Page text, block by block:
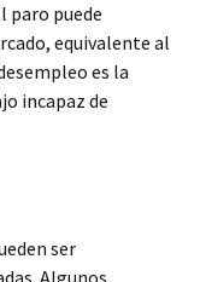
paro puede
equivalente al
es la
incapaz de
ser
Algunos